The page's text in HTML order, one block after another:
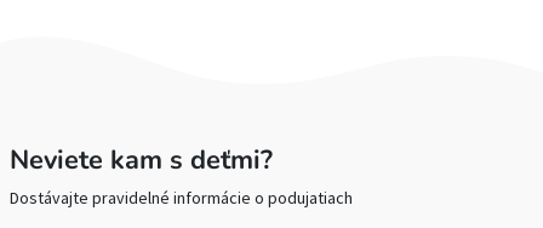
Neviete kam s deťmi?
Dostávajte pravidelné informácie o podujatiach